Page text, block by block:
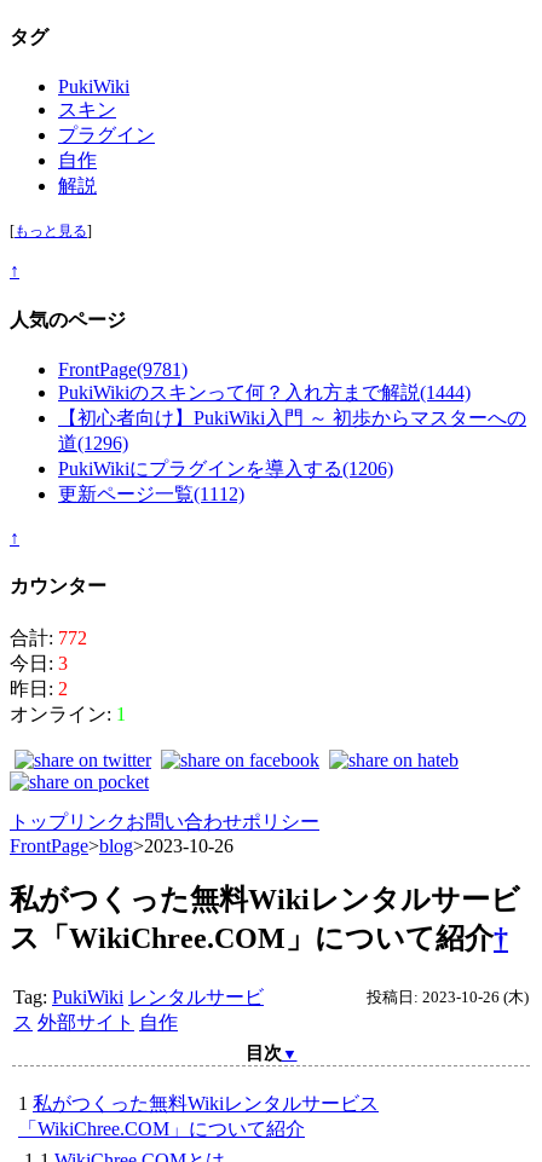
タグ
PukiWiki
スキン
プラグイン
自作
解説
[もっと見る]
↑
人気のページ
FrontPage(9781)
PukiWikiのスキンって何？入れ方まで解説(1444)
【初心者向け】PukiWiki入門 ～ 初歩からマスターへの
道(1296)
PukiWikiにプラグインを導入する(1206)
更新ページ一覧(1112)
↑
カウンター
合計: 772
今日: 3
昨日: 2
オンライン: 1
トップリンクお問い合わせポリシー
FrontPage>blog>2023-10-26
私がつくった無料Wikiレンタルサービ
ス「WikiChree.COM」について紹介†
Tag: PukiWiki レンタルサービ
ス 外部サイト 自作
投稿日: 2023-10-26 (木)
目次 ▼
私がつくった無料Wikiレンタルサービス
「WikiChree.COM」について紹介